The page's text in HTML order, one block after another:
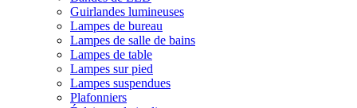
Guirlandes lumineuses
Lampes de bureau
Lampes de salle de bains
Lampes de table
Lampes sur pied
Lampes suspendues
Plafonniers